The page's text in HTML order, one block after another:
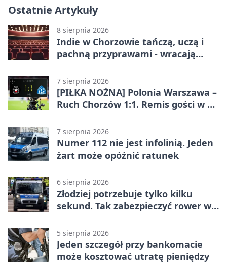
Ostatnie Artykuły
8 sierpnia 2026
Indie w Chorzowie tańczą, uczą i
pachną przyprawami - wracają
7 sierpnia 2026
[PIŁKA NOŻNA] Polonia Warszawa –
Ruch Chorzów 1:1. Remis gości w 3.
7 sierpnia 2026
Numer 112 nie jest infolinią. Jeden
żart może opóźnić ratunek
6 sierpnia 2026
Złodziej potrzebuje tylko kilku
sekund. Tak zabezpieczyć rower w
5 sierpnia 2026
Jeden szczegół przy bankomacie
może kosztować utratę pieniędzy